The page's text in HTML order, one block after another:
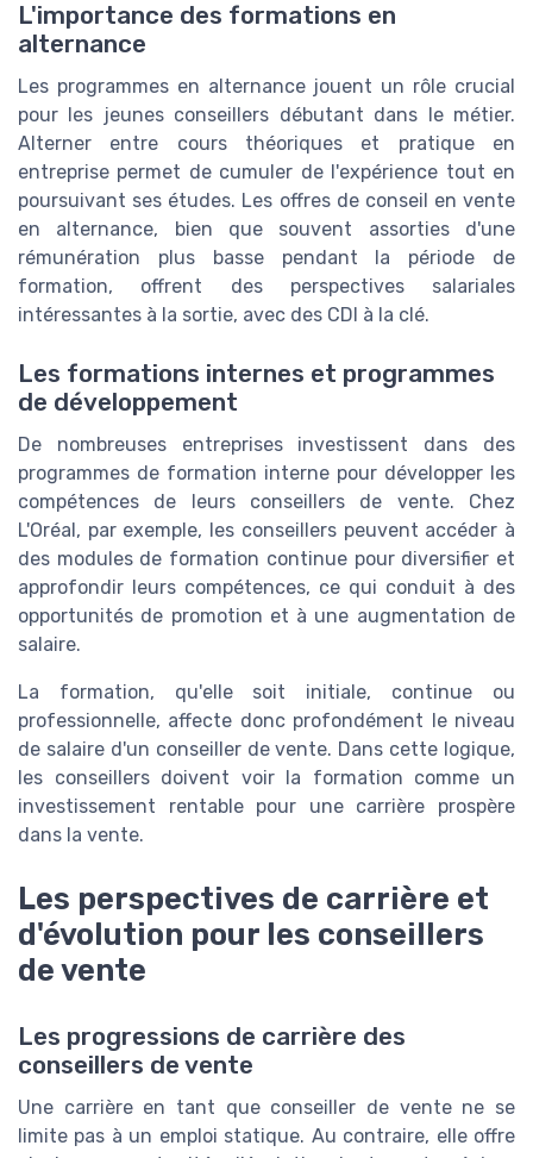
L'importance des formations en
alternance
Les programmes en alternance jouent un rôle crucial
pour les jeunes conseillers débutant dans le métier.
Alterner entre cours théoriques et pratique en
entreprise permet de cumuler de l'expérience tout en
poursuivant ses études. Les offres de conseil en vente
en alternance, bien que souvent assorties d'une
rémunération plus basse pendant la période de
formation, offrent des perspectives salariales
intéressantes à la sortie, avec des CDI à la clé.
Les formations internes et programmes
de développement
De nombreuses entreprises investissent dans des
programmes de formation interne pour développer les
compétences de leurs conseillers de vente. Chez
L'Oréal, par exemple, les conseillers peuvent accéder à
des modules de formation continue pour diversifier et
approfondir leurs compétences, ce qui conduit à des
opportunités de promotion et à une augmentation de
salaire.
La formation, qu'elle soit initiale, continue ou
professionnelle, affecte donc profondément le niveau
de salaire d'un conseiller de vente. Dans cette logique,
les conseillers doivent voir la formation comme un
investissement rentable pour une carrière prospère
dans la vente.
Les perspectives de carrière et
d'évolution pour les conseillers
de vente
Les progressions de carrière des
conseillers de vente
Une carrière en tant que conseiller de vente ne se
limite pas à un emploi statique. Au contraire, elle offre